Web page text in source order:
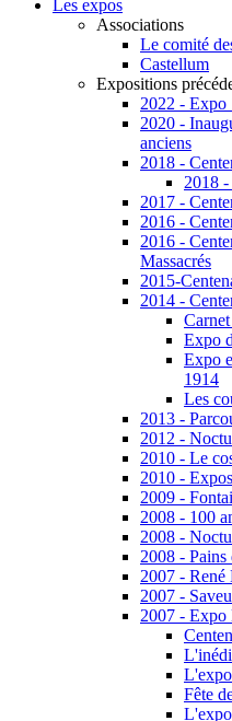
Les expos
Associations
Le comité
Castellum
Expositions
2022 - Expo
2020 -
anciens
2018 -
2018
2017 -
2016 -
2016 -
Massacrés
2015-
2014 -
Expo
Expo
1914
Les
2013 -
2012 -
2010 - Le
2010 -
2009 -
2008 - 100
2008 -
2008 - Pains
2007 - René
2007 -
2007 - Expo
Fête